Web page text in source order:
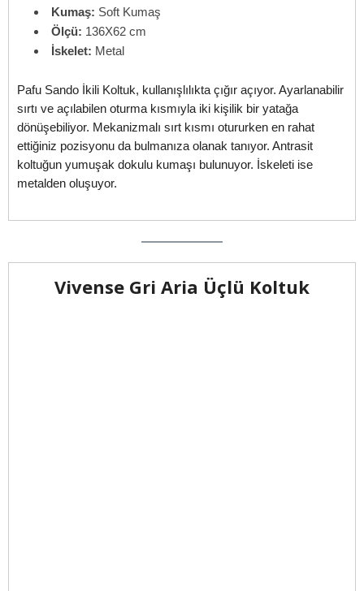
Kumaş: Soft Kumaş
Ölçü: 136X62 cm
İskelet: Metal
Pafu Sando İkili Koltuk, kullanışlılıkta çığır açıyor. Ayarlanabilir
sırtı ve açılabilen oturma kısmıyla iki kişilik bir yatağa
dönüşebiliyor. Mekanizmalı sırt kısmı otururken en rahat
ettiğiniz pozisyonu da bulmanıza olanak tanıyor. Antrasit
koltuğun yumuşak dokulu kumaşı bulunuyor. İskeleti ise
metalden oluşuyor.
Vivense Gri Aria Üçlü Koltuk